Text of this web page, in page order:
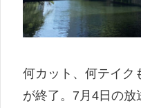
何カット、何テイク
が終了。7月4日の放